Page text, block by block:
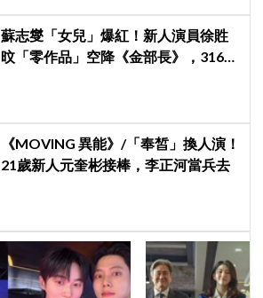
蘇志燮「女兒」爆紅！新人演員徐貹
旼「零作品」空降《金部長》，316萬
《MOVING 異能》/「奉皙」換人演！
21歲新人元奎彬接棒，李正河當兵去